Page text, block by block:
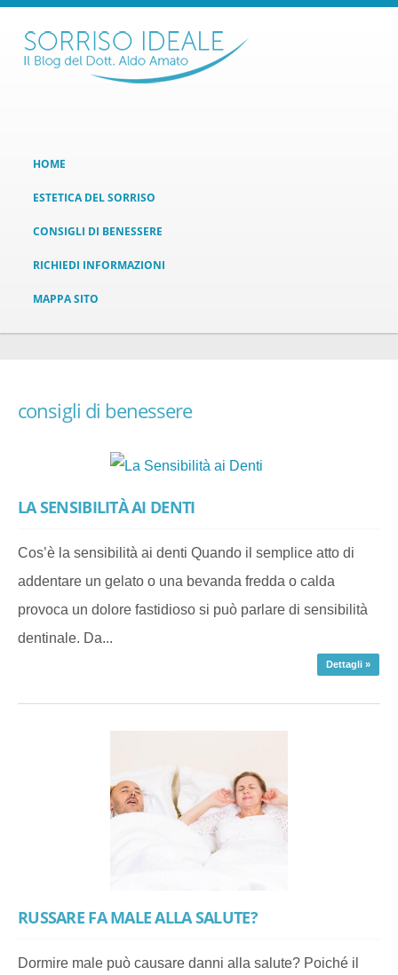
HOME
ESTETICA DEL SORRISO
CONSIGLI DI BENESSERE
RICHIEDI INFORMAZIONI
MAPPA SITO
consigli di benessere
LA SENSIBILITÀ AI DENTI
Cos’è la sensibilità ai denti Quando il semplice atto di
addentare un gelato o una bevanda fredda o calda
provoca un dolore fastidioso si può parlare di sensibilità
dentinale. Da...
Dettagli »
RUSSARE FA MALE ALLA SALUTE?
Dormire male può causare danni alla salute? Poiché il